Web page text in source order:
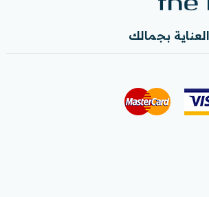
بجمالك